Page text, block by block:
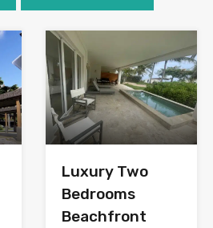
Luxury Two
Bedrooms
Beachfront